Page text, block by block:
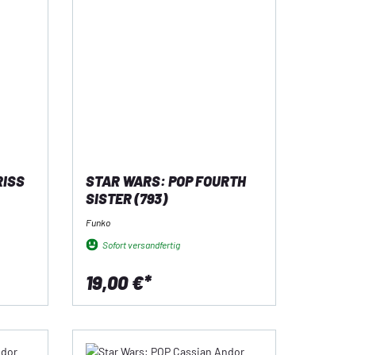
STAR WARS: POP FOURTH
SISTER (793)
Funko
Sofort versandfertig
19,00 €*